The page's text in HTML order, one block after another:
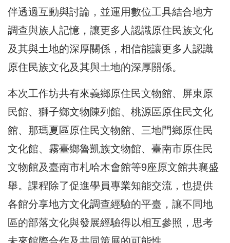
伴透過互動與討論，並運用數位工具結合地方
調查與族人記憶，讓更多人認識原住民族文化
及其與土地的深厚關係，相信能讓更多人認識
原住民族文化及其與土地的深厚關係。
本次工作坊共有來義鄉原住民文物館、屏東原
民館、獅子鄉文物陳列館、桃源區原住民文化
館、那瑪夏區原住民文物館、三地門鄉原住民
文化館、霧臺鄉魯凱族文物館、臺南市原住民
文物館及臺南市札哈木會館等9座原文館共襄盛
舉。課程除了促進學員專業知能交流，也提供
各館分享地方文化調查經驗的平臺，讓不同地
區的部落文化與發展經驗得以相互參照，思考